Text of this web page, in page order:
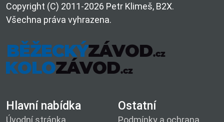
Copyright (C) 2011-2026 Petr Klimeš, B2X.
Všechna práva vyhrazena.
Hlavní nabídka
Úvodní stránka
Ostatní
Podmínky a ochrana